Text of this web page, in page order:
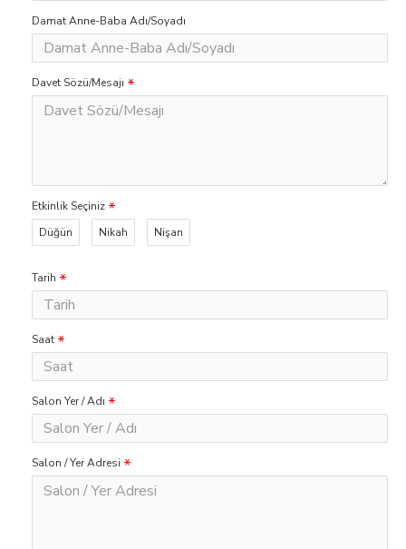
Damat Anne-Baba Adı/Soyadı
Davet Sözü/Mesajı
Etkinlik Seçiniz
Düğün
Nikah Nişan
Tarih
Saat
Salon Yer / Adı
Salon / Yer Adresi